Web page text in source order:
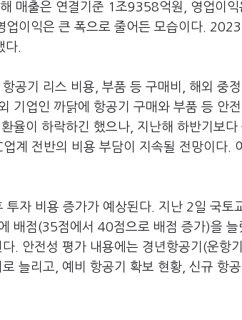
매출은 연결기준 1조9358억원, 영업이
이익은 큰 폭으로 줄어든 모습이다.
.
공기 리스 비용, 부품 등 구매비, 해외 중
기업인 까닭에 항공기 구매와 부품 등 안
율이 하락하긴 했으나, 지난해 하반기보다
계 전반의 비용 부담이 지속될 전망이다.
자 비용 증가가 예상된다. 지난 2일 국토
배점(35점에서 40점으로 배점 증가)을 늘
. 안전성 평가 내용에는 경년항공기(운항
늘리고, 예비 항공기 확보 현황, 신규 항